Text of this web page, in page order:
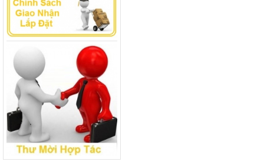
BOARD MÁY GIẶT TOSHIBA AW
B1000 - B1100GV